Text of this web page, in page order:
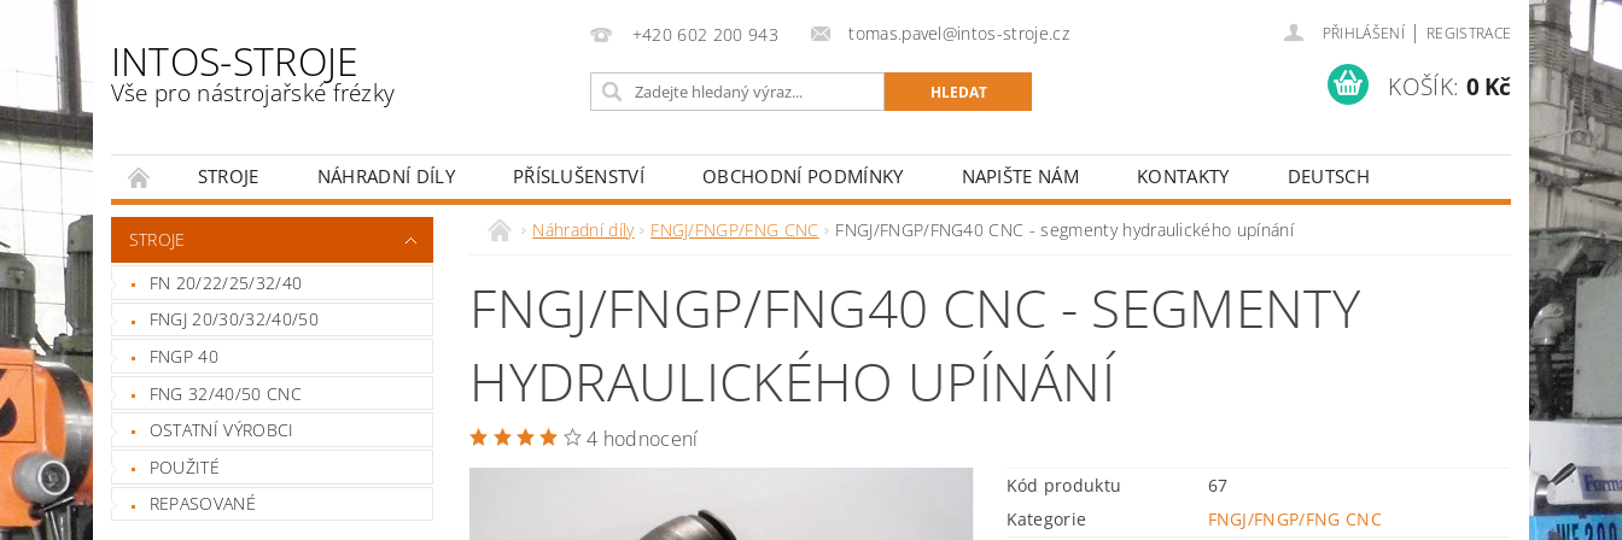
INTOS-STROJE
Vše pro nástrojařské frézky
+420 602 200 943 tomas.pavel@intos-stroje.cz PŘIHLÁŠENÍ | REGISTRACE
KOŠÍK: 0 Kč
STROJE NÁHRADNÍ DÍLY PŘÍSLUŠENSTVÍ OBCHODNÍ PODMÍNKY NAPIŠTE NÁM KONTAKTY
DEUTSCH
ENGLISH
STROJE
FN 20/22/25/32/40
FNGJ 20/30/32/40/50
FNGP 40
FNG 32/40/50 CNC
OSTATNÍ VÝROBCI
POUŽITÉ
REPASOVANÉ
Náhradní díly FNGJ/FNGP/FNG CNC FNGJ/FNGP/FNG40 CNC - segmenty hydraulického upínání
FNGJ/FNGP/FNG40 CNC - SEGMENTY
HYDRAULICKÉHO UPÍNÁNÍ
4 hodnocení
Kód produktu
67
Kategorie
FNGJ/FNGP/FNG CNC